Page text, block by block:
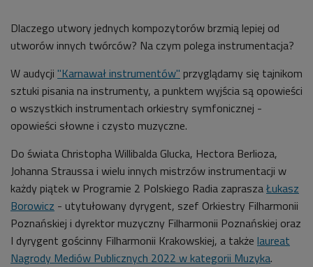
Dlaczego utwory jednych kompozytorów brzmią lepiej od
utworów innych twórców? Na czym polega instrumentacja?
W audycji "Karnawał instrumentów" przyglądamy się tajnikom
sztuki pisania na instrumenty, a punktem wyjścia są opowieści
o wszystkich instrumentach orkiestry symfonicznej -
opowieści słowne i czysto muzyczne.
Do świata Christopha Willibalda Glucka, Hectora Berlioza,
Johanna Straussa i wielu innych mistrzów instrumentacji w
każdy piątek w Programie 2 Polskiego Radia zapraszaŁukasz
Borowicz - utytułowany dyrygent, szef Orkiestry Filharmonii
Poznańskiej i dyrektor muzyczny Filharmonii Poznańskiej oraz
I dyrygent gościnny Filharmonii Krakowskiej, a także laureat
Nagrody Mediów Publicznych 2022 w kategorii Muzyka.